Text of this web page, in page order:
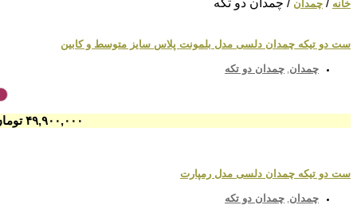
خانه/چمدان/ چمدان دو تکه
ست دو تیکه چمدان دلسی مدل بلمونت پلاس سایز متوسط و کابین
چمدان,چمدان دو تکه
۴۹,۹۰۰,۰۰۰ تومان
ست دو تیکه چمدان دلسی مدل رمپارت
چمدان,چمدان دو تکه